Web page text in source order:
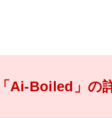
「Ai-Boiled」の